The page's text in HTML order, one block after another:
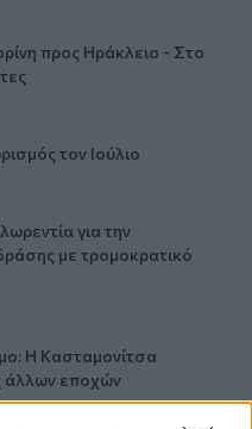
προς Ηράκλειο - Στο
τον Ιούλιο
για την
με τρομοκρατικό
Η Κασταμονίτσα
άλλων εποχών